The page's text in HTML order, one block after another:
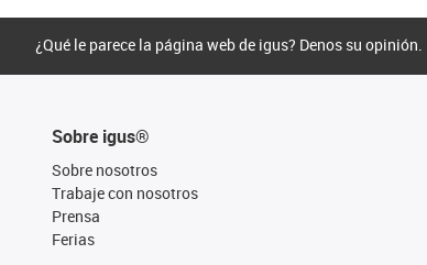
¿Qué le parece la página web de igus? Denos su opinión.
Sobre igus®
Sobre nosotros
Trabaje con nosotros
Prensa
Ferias